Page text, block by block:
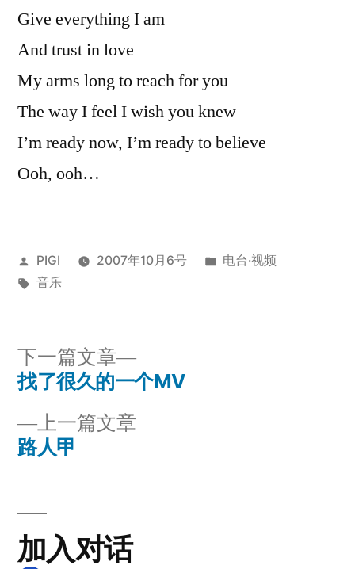
Give everything I am
And trust in love
My arms long to reach for you
The way I feel I wish you knew
I’m ready now, I’m ready to believe
Ooh, ooh…
发
布
PIGI 2007年10月6号
发
电台·视频
标
音乐
文
章
导
航
上一篇文章
路人甲
下一篇文章
下
一
找了很久的一个MV
加入对话